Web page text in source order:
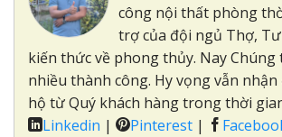
công nội thất phòng
trợ của đội ngủ Thợ,
kiến thức về phong thủy. Nay Chúng
nhiều thành công. Hy vọng vẫn
hộ từ Quý khách hàng trong thời
Linkedin | Pinterest |